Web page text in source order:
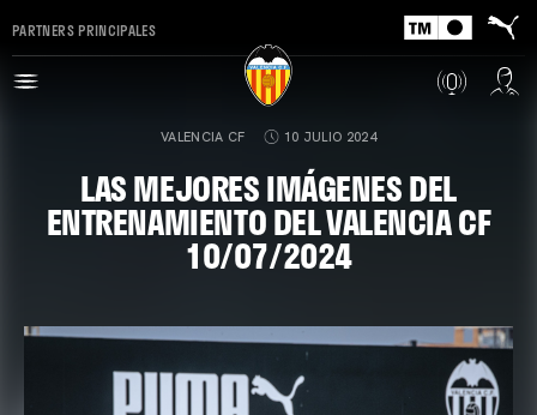
PARTNERS PRINCIPALES
VALENCIA CF 10 JULIO 2024
LAS MEJORES IMÁGENES DEL
ENTRENAMIENTO DEL VALENCIA CF
10/07/2024